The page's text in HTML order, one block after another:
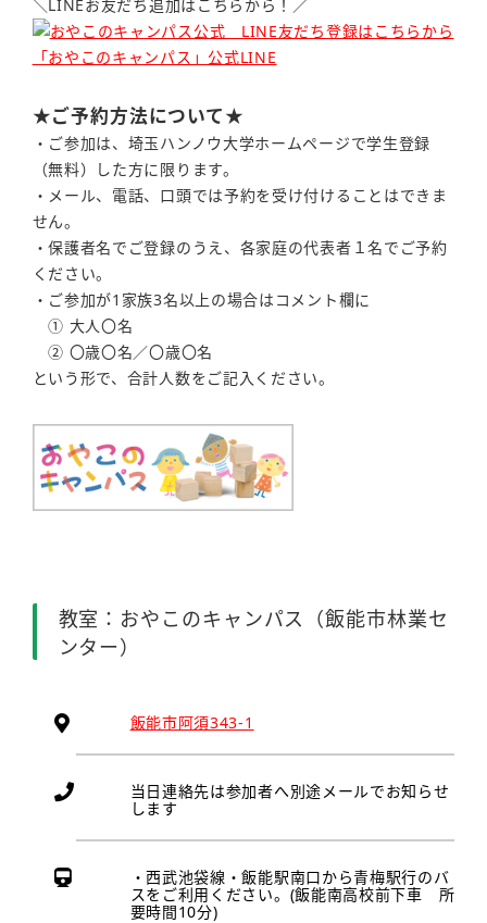
＼LINEお友だち追加はこちらから！／
「おやこのキャンパス」公式LINE
★ご予約方法について★
・ご参加は、埼玉ハンノウ大学ホームページで学生登録
（無料）した方に限ります。
・メール、電話、口頭では予約を受け付けることはできま
せん。
・保護者名でご登録のうえ、各家庭の代表者１名でご予約
ください。
・ご参加が1家族3名以上の場合はコメント欄に
① 大人〇名
② 〇歳〇名／〇歳〇名
という形で、合計人数をご記入ください。
教室：おやこのキャンパス（飯能市林業セ
ンター）
飯能市阿須343-1
当日連絡先は参加者へ別途メールでお知らせ
します
・西武池袋線・飯能駅南口から青梅駅行のバ
スをご利用ください。(飯能南高校前下車 所
要時間10分)